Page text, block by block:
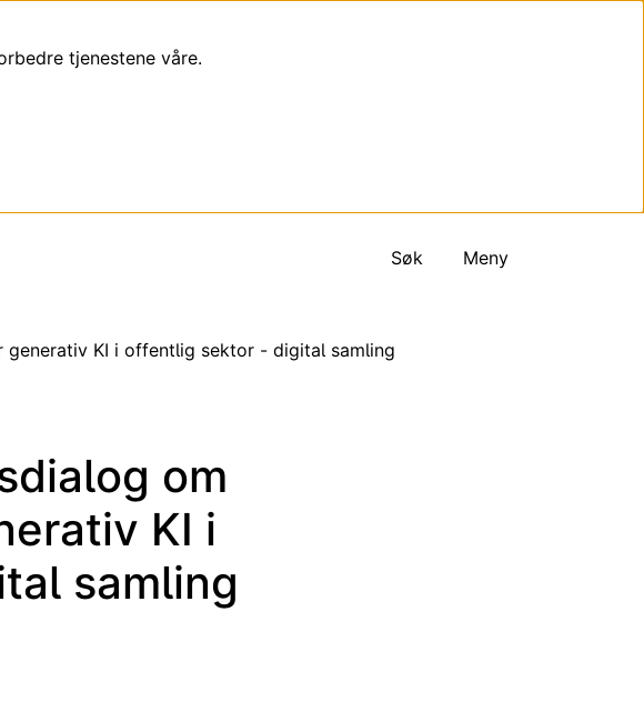
tjenestene våre.
Søk
Meny
KI i offentlig sektor - digital samling
om
KI i
samling